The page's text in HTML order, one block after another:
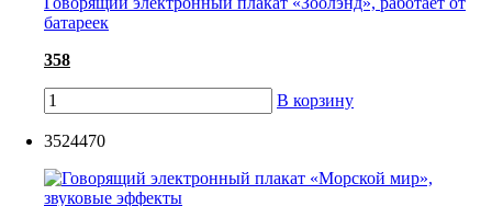
батареек
358
В корзину
3524470